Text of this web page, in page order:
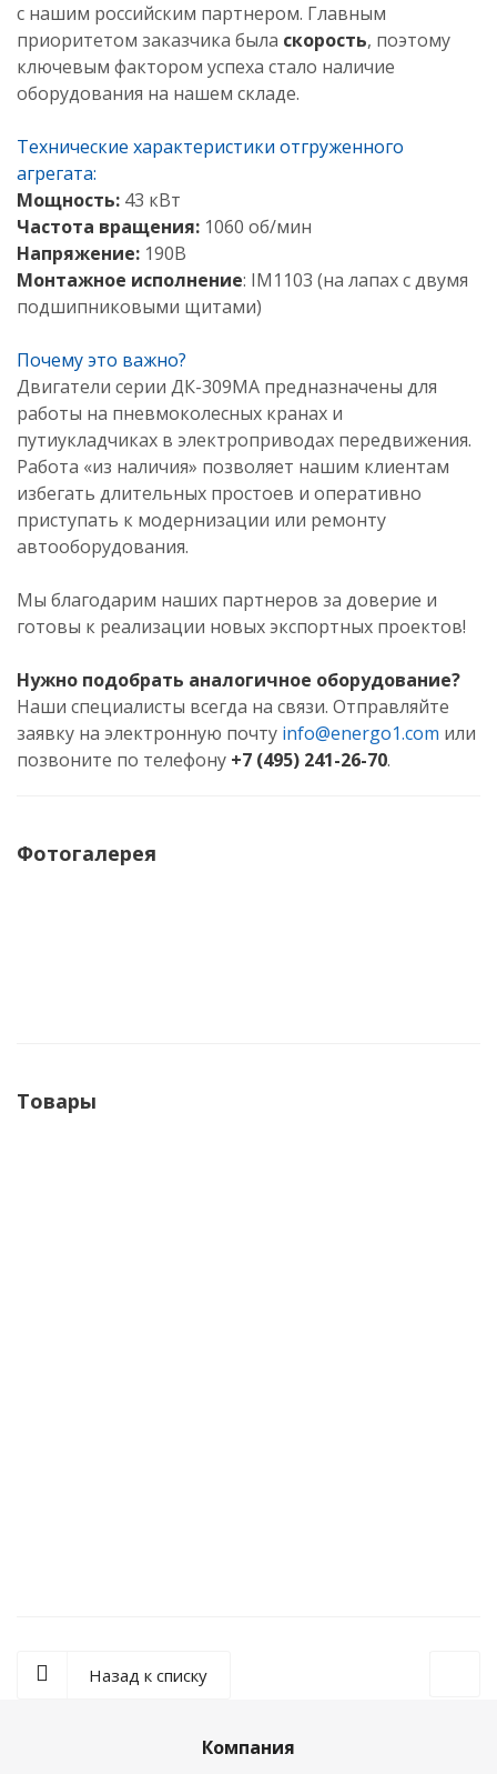
с нашим российским партнером. Главным
приоритетом заказчика была скорость, поэтому
ключевым фактором успеха стало наличие
оборудования на нашем складе.
Технические характеристики отгруженного
агрегата:
Мощность: 43 кВт
Частота вращения: 1060 об/мин
Напряжение: 190В
Монтажное исполнение: IM1103 (на лапах с двумя
подшипниковыми щитами)
Почему это важно?
Двигатели серии ДК-309МА предназначены для
работы на пневмоколесных кранах и
путиукладчиках в электроприводах передвижения.
Работа «из наличия» позволяет нашим клиентам
избегать длительных простоев и оперативно
приступать к модернизации или ремонту
автооборудования.
Мы благодарим наших партнеров за доверие и
готовы к реализации новых экспортных проектов!
Нужно подобрать аналогичное оборудование?
Наши специалисты всегда на связи. Отправляйте
заявку на электронную почту info@energo1.com или
позвоните по телефону +7 (495) 241-26-70.
Фотогалерея
Товары
Назад к списку
Компания